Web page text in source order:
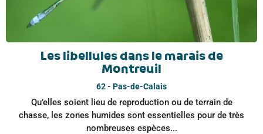
Les libellules dans le marais de
Montreuil
62 - Pas-de-Calais
Qu’elles soient lieu de reproduction ou de terrain de
chasse, les zones humides sont essentielles pour de très
nombreuses espèces...